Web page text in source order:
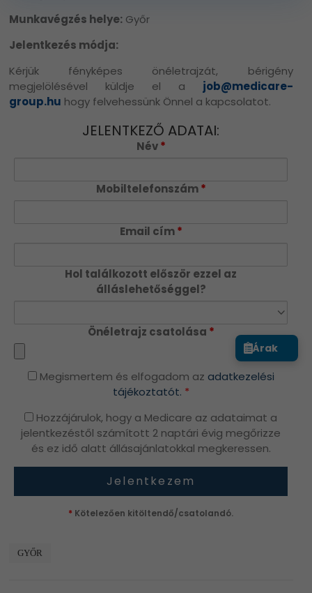
Munkavégzés helye:Győr
Jelentkezés módja:
Kérjük fényképes önéletrajzát, bérigény
megjelölésével küldje el a job@medicare-
group.hu hogy felvehessünk Önnel a kapcsolatot.
JELENTKEZŐ ADATAI:
Név*
Mobiltelefonszám*
Email cím*
Hol találkozott először ezzel az
álláslehetőséggel?
Önéletrajz csatolása *
Megismertem és elfogadom az adatkezelési
tájékoztatót. *
Hozzájárulok, hogy a Medicare az adataimat a
jelentkezéstől számított 2 naptári évig megőrizze
és ez idő alatt állásajánlatokkal megkeressen.
* Kötelezően kitöltendő/csatolandó.
GYŐR
Árak